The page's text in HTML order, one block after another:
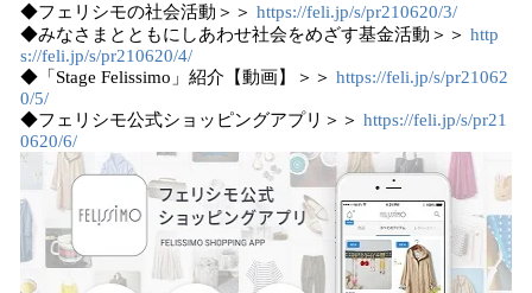
◆フェリシモの社会活動＞＞ https://feli.jp/s/pr210620/3/
◆みなさまとともにしあわせ社会をめざす基金活動＞＞ http
s://feli.jp/s/pr210620/4/
◆「Stage Felissimo」紹介【動画】＞＞ https://feli.jp/s/pr21062
0/5/
◆フェリシモ公式ショッピングアプリ＞＞ https://feli.jp/s/pr21
0620/6/